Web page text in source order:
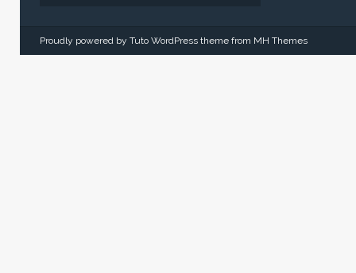
Proudly powered by Tuto WordPress theme from MH Themes